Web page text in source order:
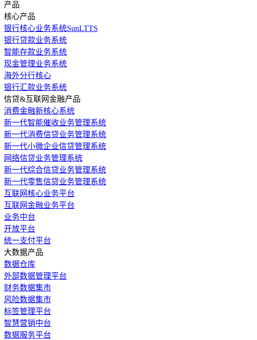
产品
核心产品
银行核心业务系统SunLTTS
银行贷款业务系统
智能存款业务系统
现金管理业务系统
海外分行核心
银行汇款业务系统
信贷&互联网金融产品
消费金融新核心系统
新一代智能催收业务管理系统
新一代消费信贷业务管理系统
新一代小微企业信贷管理系统
网络信贷业务管理系统
新一代综合信贷业务管理系统
新一代零售信贷业务管理系统
互联网核心业务平台
互联网金融业务平台
业务中台
开放平台
统一支付平台
大数据产品
数据仓库
外部数据管理平台
财务数据集市
风险数据集市
标签管理平台
智慧营销中台
数据服务平台